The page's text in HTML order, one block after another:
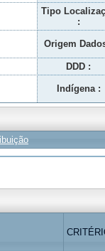
Tipo
:
Origem
DDD :
Indígena :